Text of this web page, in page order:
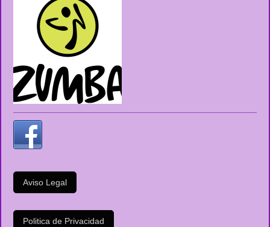
Aviso Legal
Politica de Privacidad